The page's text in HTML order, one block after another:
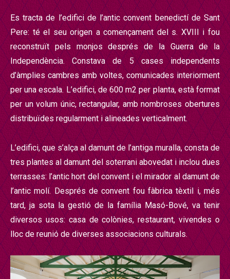
Es tracta de l’edifici de l’antic convent benedictíde Sant
Pere: téel seu origen a començament del s. XVIII i fou
reconstruït pels monjos després de la Guerra de la
Independència. Constava de 5 cases independents
d’àmplies cambres amb voltes, comunicades interiorment
per una escala. L’edifici, de 600 m2 per planta, estàformat
per un volum únic, rectangular, amb nombroses obertures
distribuïdes regularment i alineades verticalment.
L’edifici, que s’alça al damunt de l’antiga muralla, consta de
tres plantes al damunt del soterrani abovedat i inclou dues
terrasses: l’antic hort del convent i el mirador al damunt de
l’antic molí. Després de convent fou fàbrica tèxtil i, més
tard, ja sota la gestió de la família Masó-Bové, va tenir
diversos usos: casa de colònies, restaurant, vivendes o
lloc de reunió de diverses associacions culturals.